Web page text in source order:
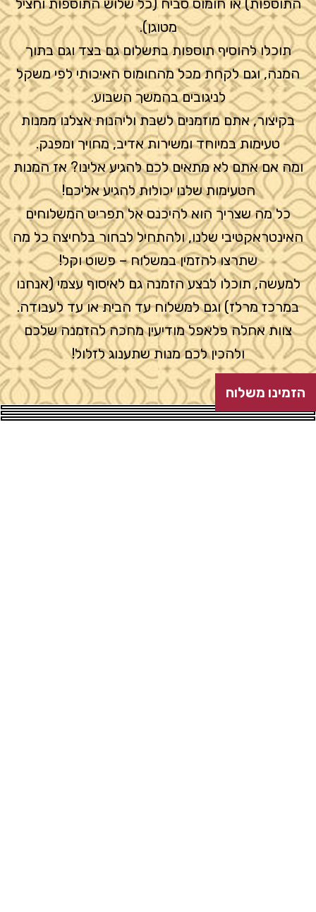
התוספות) או חומוס סביח (כל שלוש התוספות וחציל
מטוגן).
תוכלו להוסיף תוספות בתשלום גם בצד וגם בתוך
המנה, וגם לקחת מכל מהחומוס האיכותי לפי משקל
לניגובים בהמשך השבוע.
בקיצור, אתם מוזמנים לשבת וליהנות אצלנו ממנות
טעימות במיוחד ומשירות אדיב, מחויך ומפנק.
ומה אם אתם לא מתאים לכם להגיע אלינו? אז המנות
הטעימות שלנו יכולות להגיע אליכם!
כל מה שצריך הוא להיכנס אל תפריט המשלוחים
האינטראקטיבי שלנו, ולהתחיל לבחור בלחיצה כל מה
שתרצו להזמין במשלוח – פשוט וקל!
למעשה, תוכלו לבצע הזמנה גם לאיסוף עצמי (אנחנו
במרכז מרלז) וגם למשלוח עד הבית או עד לעבודה.
צוות אחלה פלאפל מודיעין מחכה להזמנה שלכם
ולהכין לכם מנות שתענוג לזלול!
הזמינו משלוח